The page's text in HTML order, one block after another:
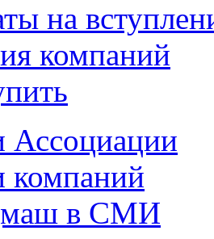
на
компаний
Ассоциации
компаний
в СМИ